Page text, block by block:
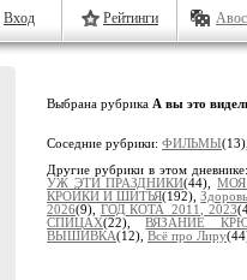
Вход Рейтинги
Выбрана рубрика А вы это
Соседние рубрики: ФИЛЬМЫ
Другие рубрики в этом
УЖ ЭТИ ПРАЗДНИКИ(44),МОЯ
КРОЙКИ И ШИТЬЯ(192),
2026(9), ГОД КОТА_2011, 2023
СПИЦАХ(22),ВЯЗАНИЕ
ВЫШИВКА(12), Всё про Лиру